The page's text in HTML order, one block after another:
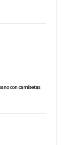
con camisetas